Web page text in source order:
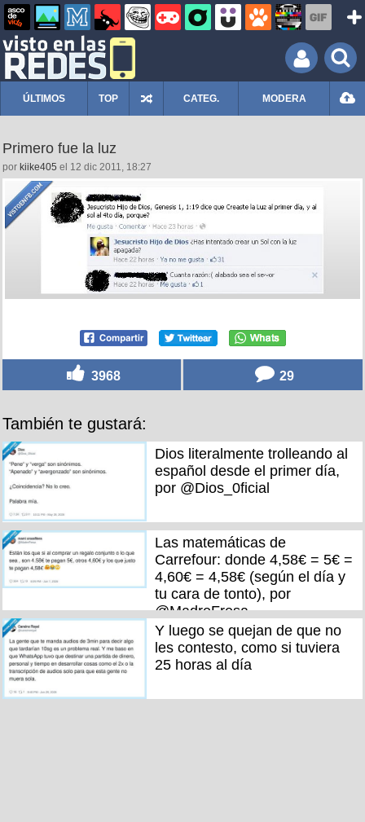
ÚLTIMOS TOP CATEG. MODERA
Primero fue la luz
por kiike405 el 12 dic 2011, 18:27
3968 29
También te gustará:
Dios literalmente trolleando al
español desde el primer día,
por @Dios_0ficial
Las matemáticas de
Carrefour: donde 4,58€ = 5€ =
4,60€ = 4,58€ (según el día y
tu cara de tonto), por
@MadreFresa
Y luego se quejan de que no
les contesto, como si tuviera
25 horas al día